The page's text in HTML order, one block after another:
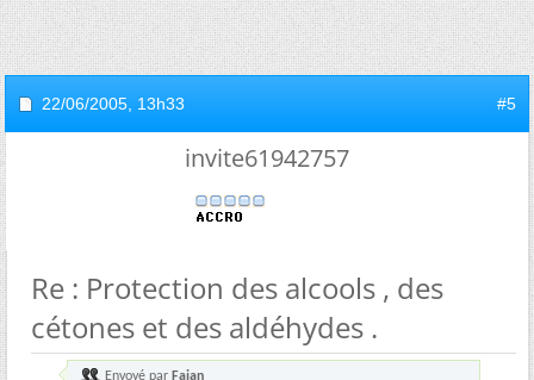
22/06/2005, 13h33 #5
invite61942757
Re : Protection des alcools , des
cétones et des aldéhydes .
Envoyé par Fajan